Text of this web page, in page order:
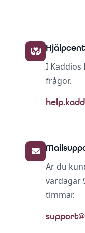
I Kaddios
frågor.
Är du
vardagar
timmar.